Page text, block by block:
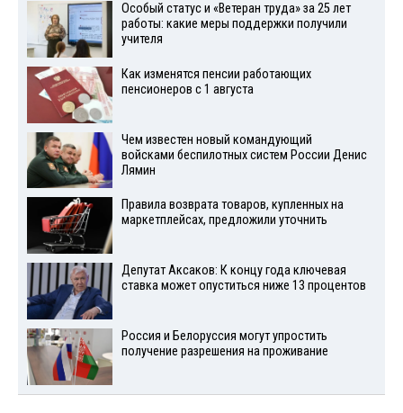
Особый статус и «Ветеран труда» за 25 лет
работы: какие меры поддержки получили
учителя
Как изменятся пенсии работающих
пенсионеров с 1 августа
Чем известен новый командующий
войсками беспилотных систем России Денис
Лямин
Правила возврата товаров, купленных на
маркетплейсах, предложили уточнить
Депутат Аксаков: К концу года ключевая
ставка может опуститься ниже 13 процентов
Россия и Белоруссия могут упростить
получение разрешения на проживание